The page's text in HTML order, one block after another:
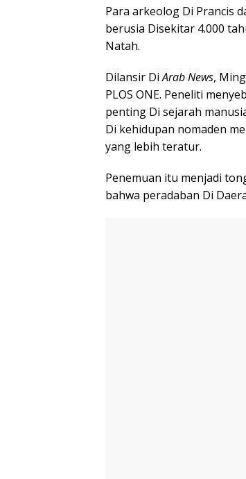
Para arkeolog Di Prancis
berusia Disekitar 4.000
Natah.
Dilansir DiArab News,
PLOS ONE. Peneliti
penting Di sejarah
Di kehidupan nomaden
yang lebih teratur.
Penemuan itu menjadi
bahwa peradaban Di